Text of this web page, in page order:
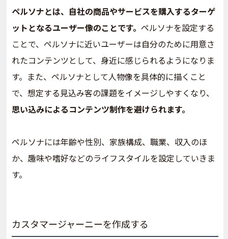
ペルソナとは、自社の商品やサービスを購入するターゲ
ットとなるユーザー像のことです。ペルソナを設定する
ことで、ペルソナに近いユーザーは自分のために用意さ
れたコンテンツとして、身近に感じられるようになりま
す。また、ペルソナとして人物像を具体的に描くこと
で、想定する見込み客の課題をイメージしやすくなり、
思い込みによるコンテンツ制作を避けられます。
ペルソナには年齢や性別、家族構成、職業、収入のほ
か、趣味や嗜好などのライフスタイルを設定していきま
す。
カスタマージャーニーを作成する